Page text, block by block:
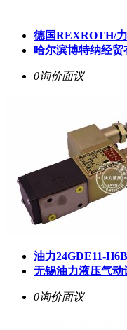
德国REXROTH/
哈尔滨博特纳经贸
0询价面议
油力24GDE11-
无锡油力液压气动
0询价面议